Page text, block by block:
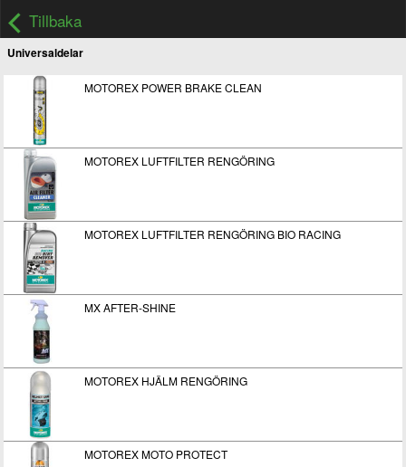
Tillbaka
Universaldelar
MOTOREX POWER BRAKE CLEAN
MOTOREX LUFTFILTER RENGÖRING
MOTOREX LUFTFILTER RENGÖRING BIO RACING
MX AFTER-SHINE
MOTOREX HJÄLM RENGÖRING
MOTOREX MOTO PROTECT